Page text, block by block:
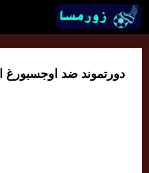
دورتموند ضد اوجسبورغ